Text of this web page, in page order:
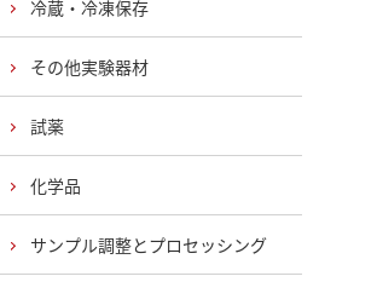
冷蔵・冷凍保存
その他実験器材
試薬
化学品
サンプル調整とプロセッシング